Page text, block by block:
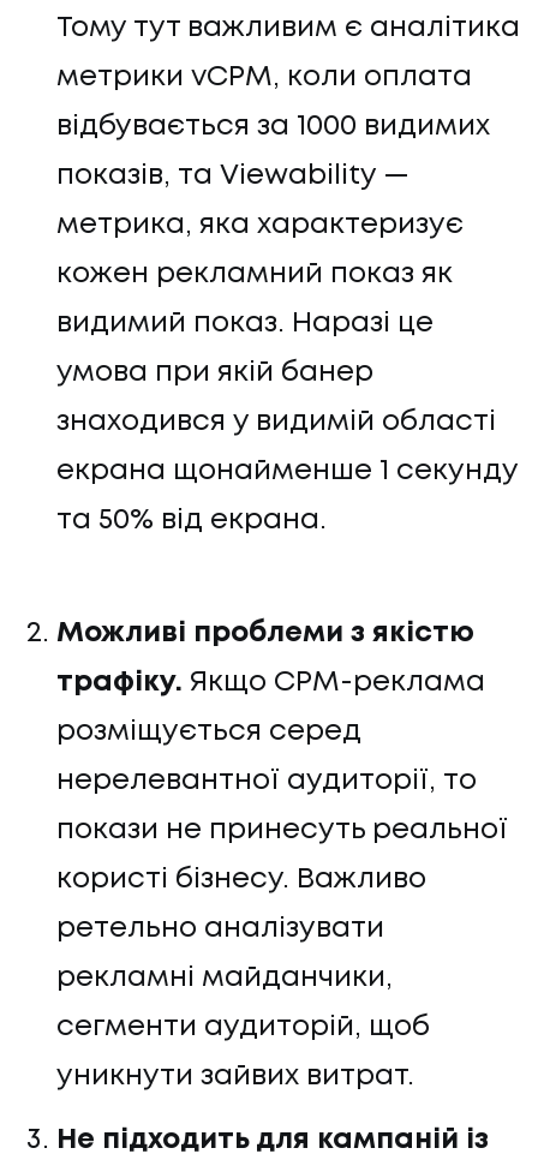
Тому тут важливим є аналітика
метрики vCPM, коли оплата
відбувається за 1000 видимих
показів, та Viewability —
метрика, яка характеризує
кожен рекламний показ як
видимий показ. Наразі це
умова при якій банер
знаходився у видимій області
екрана щонайменше 1 секунду
та 50% від екрана.
Можливі проблеми з якістю
трафіку. Якщо CPM-реклама
розміщується серед
нерелевантної аудиторії, то
покази не принесуть реальної
користі бізнесу. Важливо
ретельно аналізувати
рекламні майданчики,
сегменти аудиторій, щоб
уникнути зайвих витрат.
Не підходить для кампаній із